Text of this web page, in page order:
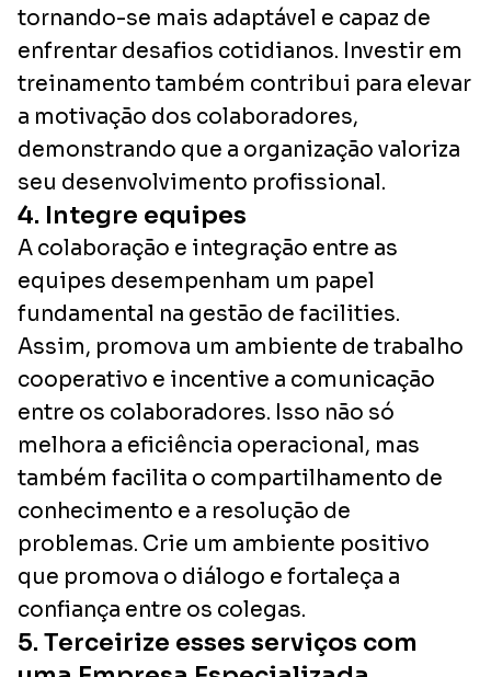
tornando-se mais adaptável e capaz de
enfrentar desafios cotidianos. Investir em
treinamento também contribui para elevar
a motivação dos colaboradores,
demonstrando que a organização valoriza
seu desenvolvimento profissional.
4. Integre equipes
A colaboração e integração entre as
equipes desempenham um papel
fundamental na gestão de facilities.
Assim, promova um ambiente de trabalho
cooperativo e incentive a comunicação
entre os colaboradores. Isso não só
melhora a eficiência operacional, mas
também facilita o compartilhamento de
conhecimento e a resolução de
problemas. Crie um ambiente positivo
que promova o diálogo e fortaleça a
confiança entre os colegas.
5. Terceirize esses serviços com